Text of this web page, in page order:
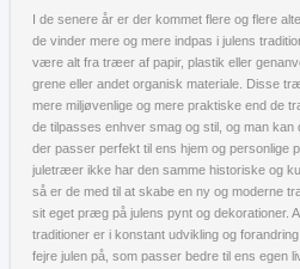
I de senere år er der kommet flere og flere
de vinder mere og mere indpas i julens
være alt fra træer af papir, plastik eller
grene eller andet organisk materiale. Disse
mere miljøvenlige og mere praktiske end de
de tilpasses enhver smag og stil, og man kan
der passer perfekt til ens hjem og personlige
juletræer ikke har den samme historiske og
så er de med til at skabe en ny og moderne
sit eget præg på julens pynt og dekorationer.
traditioner er i konstant udvikling og
fejre julen på, som passer bedre til ens egen